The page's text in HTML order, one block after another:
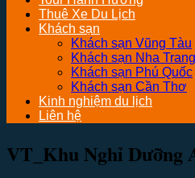
Thuê Xe Du Lịch
Khách sạn
Khách sạn Vũng Tàu
Khách sạn Nha Trang
Khách sạn Phú Quốc
Khách sạn Cần Thơ
Kinh nghiệm du lịch
Liên hệ
VT_Khu Nghỉ Dưỡng